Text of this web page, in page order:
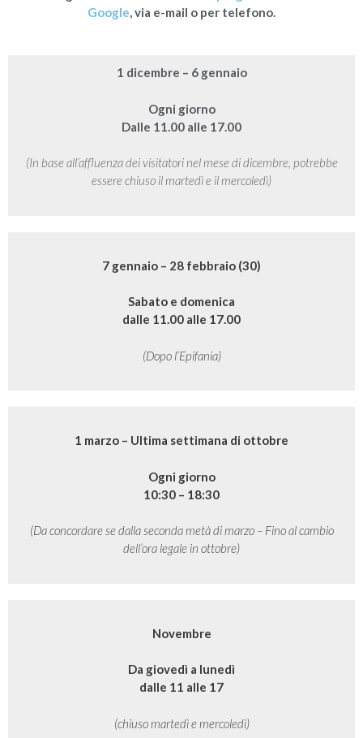
Google , via e-mail o per telefono.
1 dicembre – 6 gennaio
Ogni giorno
Dalle 11.00 alle 17.00
(In base all’affluenza dei visitatori nel mese di dicembre, potrebbe
essere chiuso il martedì e il mercoledì)
7 gennaio – 28 febbraio (30)
Sabato e domenica
dalle 11.00 alle 17.00
(Dopo l’Epifania)
1 marzo – Ultima settimana di ottobre
Ogni giorno
10:30 – 18:30
(Da concordare se dalla seconda metà di marzo – Fino al cambio
dell’ora legale in ottobre)
Novembre
Da giovedì a lunedì
dalle 11 alle 17
(chiuso martedì e mercoledì)